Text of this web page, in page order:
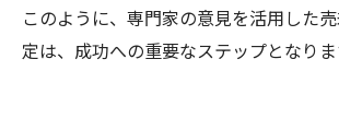
このように、専門家の意見を活用した
定は、成功への重要なステップとなりま